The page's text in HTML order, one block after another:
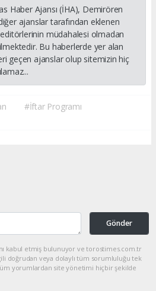
Haber Ajansı (İHA), Demirören
ajanslar tarafından eklenen
müdahalesi olmadan
Bu haberlerde yer alan
geçen ajanslar olup sitemizin hiç
#İftar Programı
Gönder
kabul etmiş bulunuyor ve torostimes.com.tr
doğrudan veya dolaylı tüm sorumluluğu tek
tüm yorumlardan site yönetimi hiçbir şekilde